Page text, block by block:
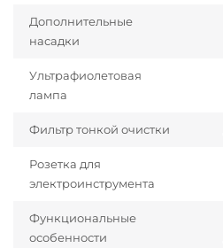
Дополнительные
насадки
Ультрафиолетовая
лампа
Фильтр тонкой очистки
Розетка для
электроинструмента
Функциональные
особенности